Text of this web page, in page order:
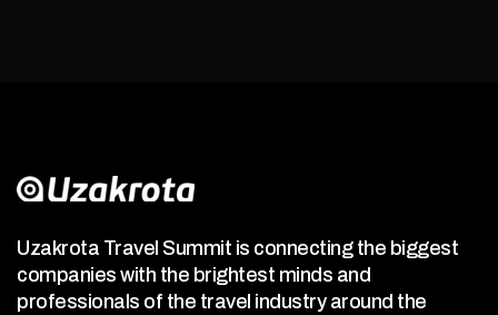
Uzakrota Travel Summit is connecting the biggest
companies with the brightest minds and
professionals of the travel industry around the